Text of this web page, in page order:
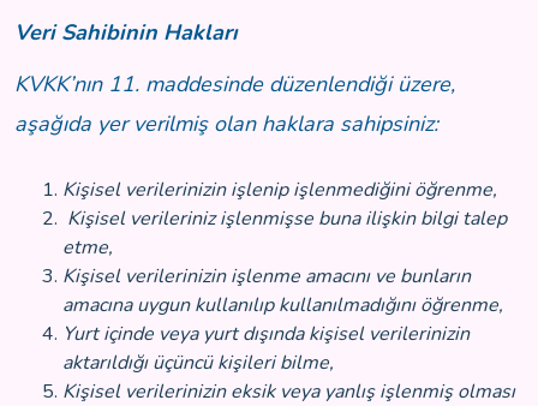
Veri Sahibinin Hakları
KVKK’nın 11. maddesinde düzenlendiği üzere,
aşağıda yer verilmiş olan haklara sahipsiniz:
Kişisel verilerinizin işlenip işlenmediğini öğrenme,
Kişisel verileriniz işlenmişse buna ilişkin bilgi talep
etme,
Kişisel verilerinizin işlenme amacını ve bunların
amacına uygun kullanılıp kullanılmadığını öğrenme,
Yurt içinde veya yurt dışında kişisel verilerinizin
aktarıldığı üçüncü kişileri bilme,
Kişisel verilerinizin eksik veya yanlış işlenmiş olması